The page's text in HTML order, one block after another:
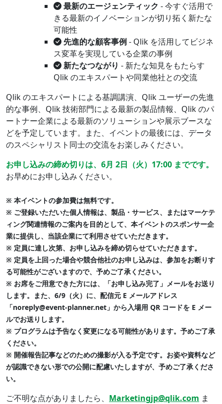
最新のエージェンティック - 今すぐ活用で
きる最新のイノベーションが切り拓く新たな
可能性
先進的な顧客事例- Qlik を活用してビジネ
ス変革を実現している企業の事例
新たなつながり - 新たな知見をもたらす
Qlik のエキスパートや同業他社との交流
Qlik のエキスパートによる基調講演、Qlik ユーザーの先進
的な事例、Qlik 技術部門による最新の製品情報、Qlik のパ
ートナー企業による最新のソリューションや展示ブースな
どを予定しています。また、イベントの最後には、データ
のスペシャリスト同士の交流をお楽しみください。
お申し込みの締め切りは、6月 2日（火）17:00 までです。
お早めにお申し込みください。
※ 本イベントの参加費は無料です。
※ ご登録いただいた個人情報は、製品・サービス、またはマーケテ
ィング関連情報のご案内を目的として、本イベントのスポンサー企
業に提供し、当該企業にて利用させていただきます。
※ 定員に達し次第、お申し込みを締め切らせていただきます。
※ 定員を上回った場合や競合他社のお申し込みは、参加をお断りす
る可能性がございますので、予めご了承ください。
※ お席をご用意できた方には、「お申し込み完了」メールをお送り
します。また、6/9（火）に、配信元 E メールアドレス
「noreply@event-planner.net 」から入場用 QR コードを E メー
ルでお送りします。
※ プログラムは予告なく変更になる可能性があります。予めご了承
ください。
※ 開催報告記事などのための撮影が入る予定です。お姿や資料など
が認識できない形での公開に配慮いたしますが、予めご了承くださ
い。
ご不明な点がありましたら、 Marketingjp@qlik.com ま